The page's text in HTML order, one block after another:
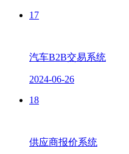
17
汽车B2B交易系统
2024-06-26
18
供应商报价系统